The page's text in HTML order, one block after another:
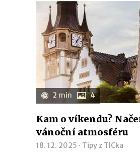
2 min 4
Kam o víkendu?
vánoční atmosféru
18. 12. 2025 · Tipy z TICka